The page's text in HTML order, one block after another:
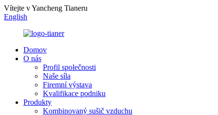
Vítejte v Yancheng Tianeru
English
Domov
O nás
Profil společnosti
Naše síla
Firemní výstava
Kvalifikace podniku
Produkty
Kombinovaný sušič vzduchu